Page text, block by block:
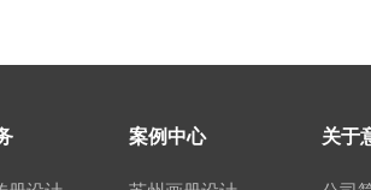
案例中心 关于